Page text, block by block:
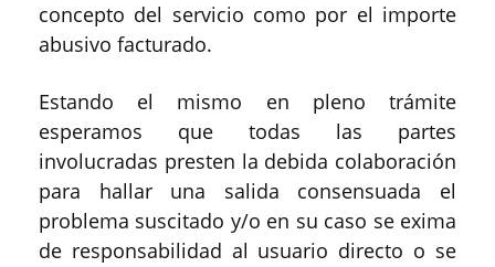
concepto del servicio como por el importe
abusivo facturado.
Estando el mismo en pleno trámite
esperamos que todas las partes
involucradas presten la debida colaboración
para hallar una salida consensuada el
problema suscitado y/o en su caso se exima
de responsabilidad al usuario directo o se